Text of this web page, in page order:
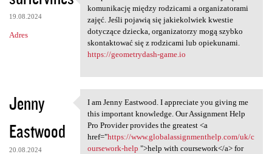
19.08.2024
Adres
Uzupełniona kartoteka
komunikację między rodzicami a organizatorami
zajęć. Jeśli pojawią się jakiekolwiek kwestie
dotyczące dziecka, organizatorzy mogą szybko
skontaktować się z rodzicami lub opiekunami.
https://geometrydash-game.io
Jenny
Eastwood
20.08.2024
I am Jenny Eastwood. I
I am Jenny Eastwood. I appreciate you giving me
this important knowledge. Our Assignment Help
Pro Provider provides the greatest <a
href="https://www.globalassignmenthelp.com/uk/c
oursework-help ">help with coursework</a> for